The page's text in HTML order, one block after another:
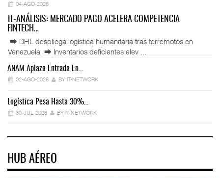
04-AGO-2026
IT-ANÁLISIS: MERCADO PAGO ACELERA COMPETENCIA
FINTECH…
⮕ DHL despliega logística humanitaria tras terremotos en
Venezuela ⮕ Inventarios deficientes elev ...
ANAM Aplaza Entrada En…
02-AGO-2026 BY IT-NETWORK
Logística Pesa Hasta 30%…
30-JUL-2026 BY IT-NETWORK
HUB AÉREO